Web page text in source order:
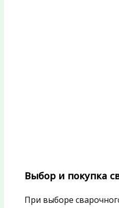
Выбор и покупка
При выборе